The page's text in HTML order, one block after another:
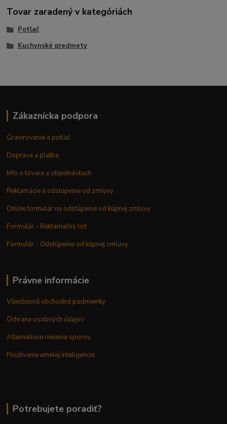
Tovar zaradený v kategóriách
Potlač
Kuchynské predmety
Zákaznícka podpora
Gravírovanie a potlač
Doprava a platba
Info o tovare a objednávkach
Reklamácie a odstúpenie od zmluvy
Online formulár na odstúpenie od kúpnej zmluvy
Formulár - Reklamačný list
Formulár - Odstúpenie od kúpnej zmluvy
Právne informácie
Všeobecné obchodné podmienky
Ochrana osobných údajov
Alternatívne riešenie sporov
Používanie umelej inteligencie
Potrebujete poradiť?